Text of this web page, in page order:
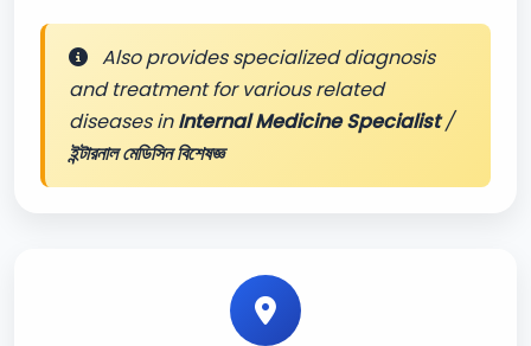
Also provides specialized diagnosis
and treatment for various related
diseases inInternal Medicine Specialist/
ইন্টারনাল মেডিসিন বিশেষজ্ঞ